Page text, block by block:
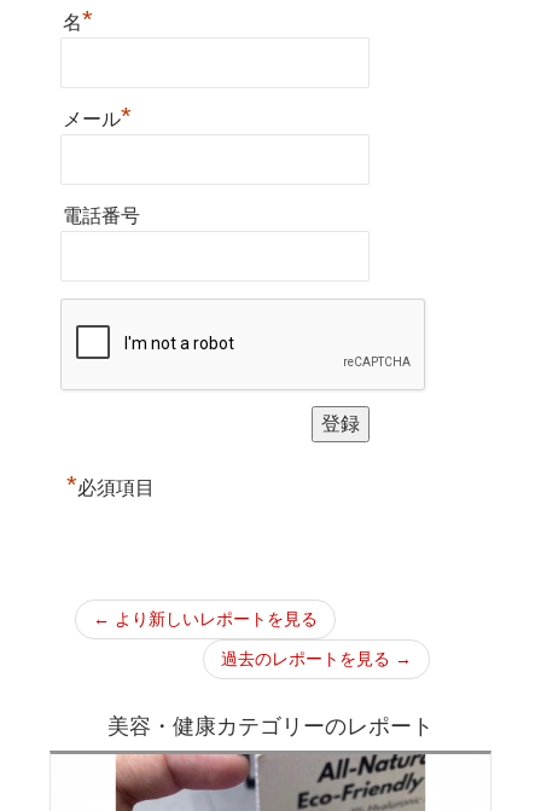
名*
メール*
電話番号
*必須項目
← より新しいレポートを見る
過去のレポートを見る →
美容・健康カテゴリーのレポート